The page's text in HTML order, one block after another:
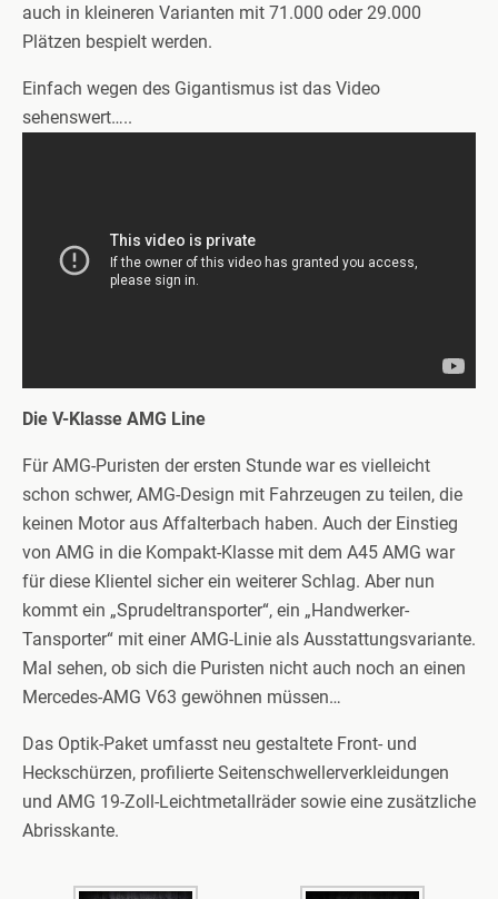
auch in kleineren Varianten mit 71.000 oder 29.000
Plätzen bespielt werden.
Einfach wegen des Gigantismus ist das Video
sehenswert…..
Die V-Klasse AMG Line
Für AMG-Puristen der ersten Stunde war es vielleicht
schon schwer, AMG-Design mit Fahrzeugen zu teilen, die
keinen Motor aus Affalterbach haben. Auch der Einstieg
von AMG in die Kompakt-Klasse mit dem A45 AMG war
für diese Klientel sicher ein weiterer Schlag. Aber nun
kommt ein „Sprudeltransporter“, ein „Handwerker-
Tansporter“ mit einer AMG-Linie als Ausstattungsvariante.
Mal sehen, ob sich die Puristen nicht auch noch an einen
Mercedes-AMG V63 gewöhnen müssen…
Das Optik-Paket umfasst neu gestaltete Front- und
Heckschürzen, profilierte Seitenschwellerverkleidungen
und AMG 19-Zoll-Leichtmetallräder sowie eine zusätzliche
Abrisskante.